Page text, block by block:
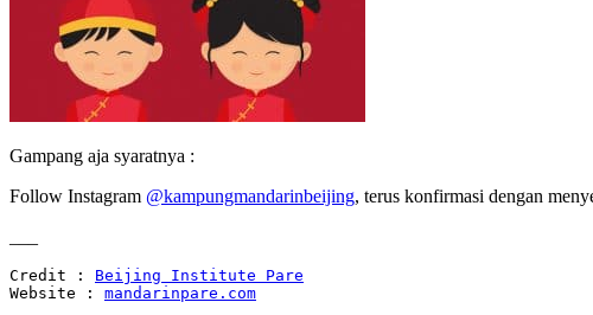
Gampang aja syaratnya :
Follow Instagram @kampungmandarinbeijing, terus konfirmasi dengan
Credit : Beijing Institute Pare
Website : mandarinpare.com